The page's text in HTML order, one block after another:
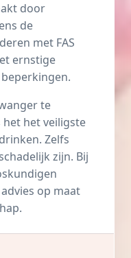
door
de
met FAS
ernstige
te
het veiligste
Zelfs
zijn. Bij
op maat